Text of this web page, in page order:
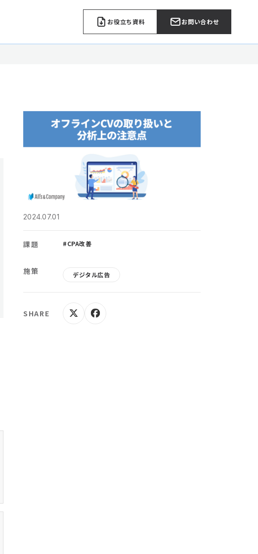
お役立ち資料 お問い合わせ
2024.07.01
課題 #CPA改善
施策 デジタル広告
SHARE